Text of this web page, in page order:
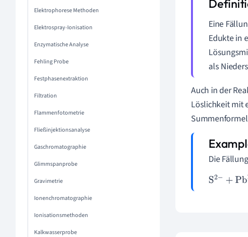
Elektrophorese Methoden
Elektrospray-Ionisation
Enzymatische Analyse
Fehling Probe
Festphasenextraktion
Filtration
Flammenfotometrie
Fließinjektionsanalyse
Gaschromatographie
Glimmspanprobe
Gravimetrie
Ionenchromatographie
Ionisationsmethoden
Kalkwasserprobe
Eine
Edukte in
als
Auch in der
Löslichkeit mit
Die
S2-+ Pb 2++